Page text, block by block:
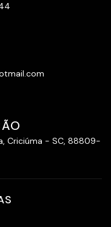
Criciúma - SC, 88809-